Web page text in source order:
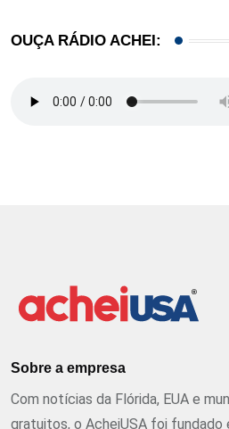
OUÇA RÁDIO ACHEI:
Sobre a empresa
Com notícias da Flórida, EUA e
gratuitos, o AcheiUSA foi fundado